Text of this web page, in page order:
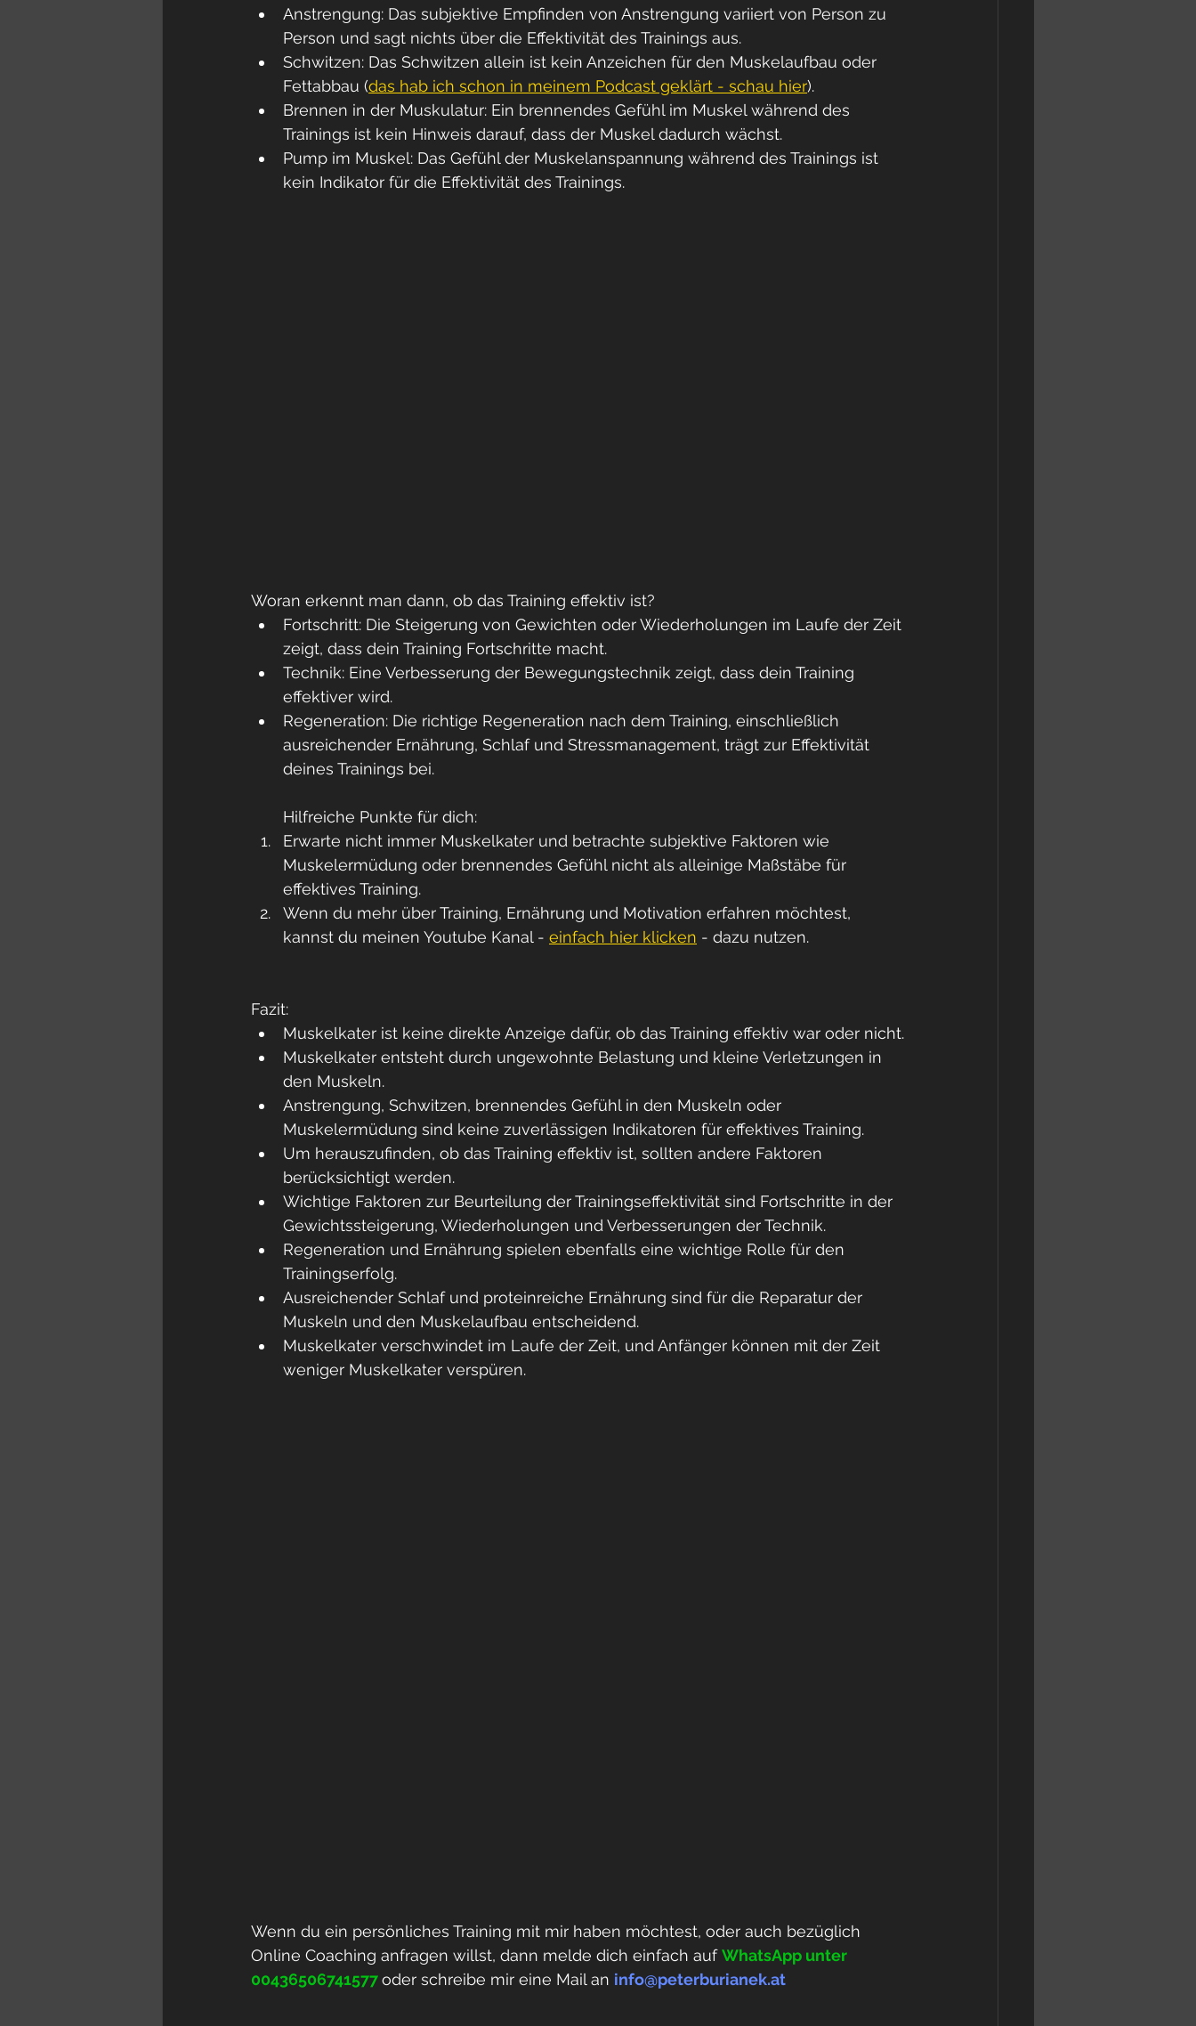
Anstrengung: Das subjektive Empfinden von Anstrengung variiert von Person zu
Person und sagt nichts über die Effektivität des Trainings aus.
Schwitzen: Das Schwitzen allein ist kein Anzeichen für den Muskelaufbau oder
Fettabbau (das hab ich schon in meinem Podcast geklärt - schau hier).
Brennen in der Muskulatur: Ein brennendes Gefühl im Muskel während des
Trainings ist kein Hinweis darauf, dass der Muskel dadurch wächst.
Pump im Muskel: Das Gefühl der Muskelanspannung während des Trainings ist
kein Indikator für die Effektivität des Trainings.
Woran erkennt man dann, ob das Training effektiv ist?
Fortschritt: Die Steigerung von Gewichten oder Wiederholungen im Laufe der Zeit
zeigt, dass dein Training Fortschritte macht.
Technik: Eine Verbesserung der Bewegungstechnik zeigt, dass dein Training
effektiver wird.
Regeneration: Die richtige Regeneration nach dem Training, einschließlich
ausreichender Ernährung, Schlaf und Stressmanagement, trägt zur Effektivität
deines Trainings bei.
Hilfreiche Punkte für dich:
Erwarte nicht immer Muskelkater und betrachte subjektive Faktoren wie
Muskelermüdung oder brennendes Gefühl nicht als alleinige Maßstäbe für
effektives Training.
Wenn du mehr über Training, Ernährung und Motivation erfahren möchtest,
kannst du meinen Youtube Kanal - einfach hier klicken - dazu nutzen.
Fazit:
Muskelkater ist keine direkte Anzeige dafür, ob das Training effektiv war oder nicht.
Muskelkater entsteht durch ungewohnte Belastung und kleine Verletzungen in
den Muskeln.
Anstrengung, Schwitzen, brennendes Gefühl in den Muskeln oder
Muskelermüdung sind keine zuverlässigen Indikatoren für effektives Training.
Um herauszufinden, ob das Training effektiv ist, sollten andere Faktoren
berücksichtigt werden.
Wichtige Faktoren zur Beurteilung der Trainingseffektivität sind Fortschritte in der
Gewichtssteigerung, Wiederholungen und Verbesserungen der Technik.
Regeneration und Ernährung spielen ebenfalls eine wichtige Rolle für den
Trainingserfolg.
Ausreichender Schlaf und proteinreiche Ernährung sind für die Reparatur der
Muskeln und den Muskelaufbau entscheidend.
Muskelkater verschwindet im Laufe der Zeit, und Anfänger können mit der Zeit
weniger Muskelkater verspüren.
Wenn du ein persönliches Training mit mir haben möchtest, oder auch bezüglich
Online Coaching anfragen willst, dann melde dich einfach auf WhatsApp unter
00436506741577oder schreibe mir eine Mail an info@peterburianek.at